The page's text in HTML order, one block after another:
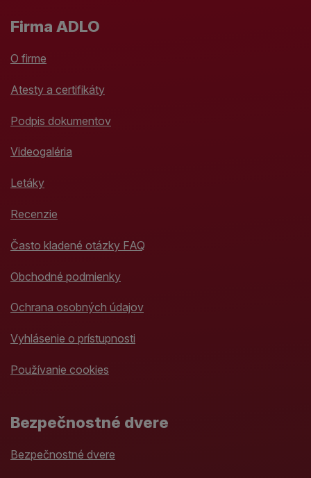
Firma ADLO
O firme
Atesty a certifikáty
Podpis dokumentov
Videogaléria
Letáky
Recenzie
Často kladené otázky FAQ
Obchodné podmienky
Ochrana osobných údajov
Vyhlásenie o prístupnosti
Používanie cookies
Bezpečnostné dvere
Bezpečnostné dvere